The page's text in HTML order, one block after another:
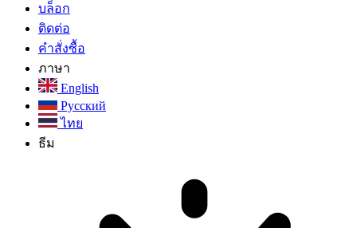
บล็อก
ติดต่อ
คำสั่งซื้อ
ภาษา
English
Русский
ไทย
ธีม